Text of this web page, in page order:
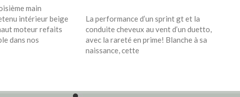
main
intérieur beige
moteur refaits
dans nos
La performance d’un sprint gt et la
conduite cheveux au vent d’un duetto,
avec la rareté en prime! Blanche à sa
naissance, cette